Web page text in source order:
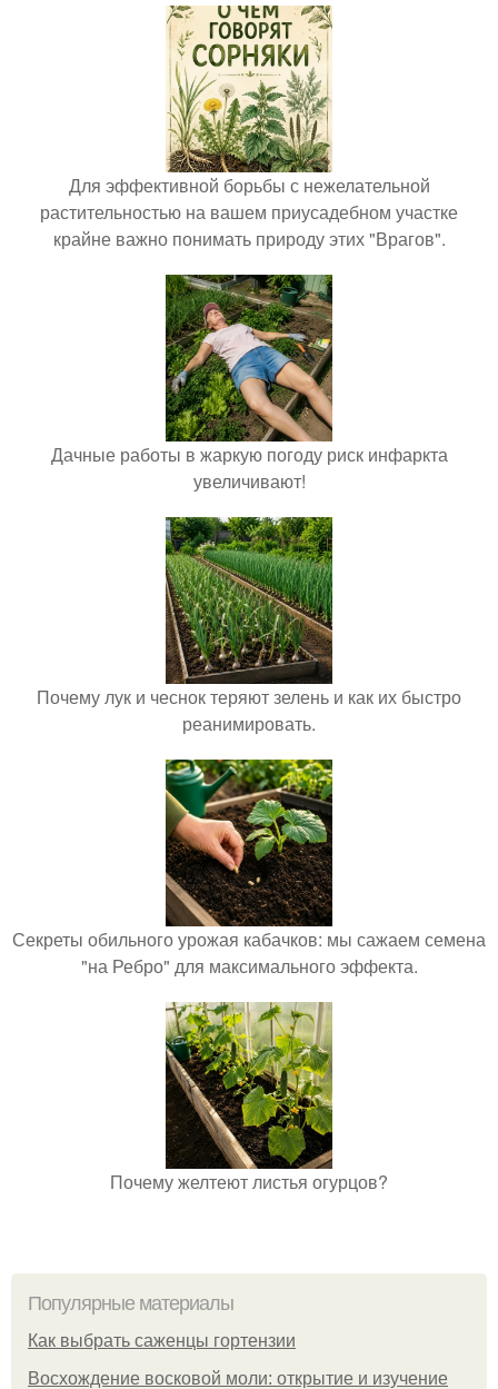
Для эффективной борьбы с нежелательной
растительностью на вашем приусадебном участке
крайне важно понимать природу этих "Врагов".
Дачные работы в жаркую погоду риск инфаркта
увеличивают!
Почему лук и чеснок теряют зелень и как их быстро
реанимировать.
Секреты обильного урожая кабачков: мы сажаем семена
"на Ребро" для максимального эффекта.
Почему желтеют листья огурцов?
Популярные материалы
Как выбрать саженцы гортензии
Восхождение восковой моли: открытие и изучение